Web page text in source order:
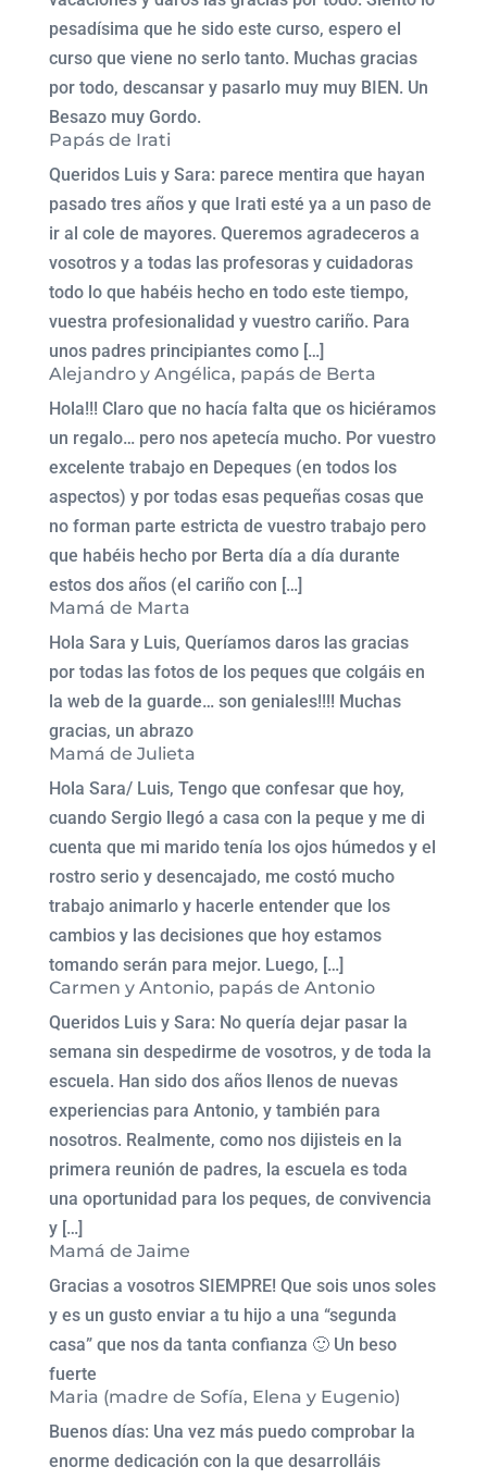
pesadísima que he sido este curso, espero el
curso que viene no serlo tanto. Muchas gracias
por todo, descansar y pasarlo muy muy BIEN. Un
Besazo muy Gordo.
Papás de Irati
Queridos Luis y Sara: parece mentira que hayan
pasado tres años y que Irati esté ya a un paso de
ir al cole de mayores. Queremos agradeceros a
vosotros y a todas las profesoras y cuidadoras
todo lo que habéis hecho en todo este tiempo,
vuestra profesionalidad y vuestro cariño. Para
unos padres principiantes como […]
Alejandro y Angélica, papás de Berta
Hola!!! Claro que no hacía falta que os hiciéramos
un regalo… pero nos apetecía mucho. Por vuestro
excelente trabajo en Depeques (en todos los
aspectos) y por todas esas pequeñas cosas que
no forman parte estricta de vuestro trabajo pero
que habéis hecho por Berta día a día durante
estos dos años (el cariño con […]
Mamá de Marta
Hola Sara y Luis, Queríamos daros las gracias
por todas las fotos de los peques que colgáis en
la web de la guarde… son geniales!!!! Muchas
gracias, un abrazo
Mamá de Julieta
Hola Sara/ Luis, Tengo que confesar que hoy,
cuando Sergio llegó a casa con la peque y me di
cuenta que mi marido tenía los ojos húmedos y el
rostro serio y desencajado, me costó mucho
trabajo animarlo y hacerle entender que los
cambios y las decisiones que hoy estamos
tomando serán para mejor. Luego, […]
Carmen y Antonio, papás de Antonio
Queridos Luis y Sara: No quería dejar pasar la
semana sin despedirme de vosotros, y de toda la
escuela. Han sido dos años llenos de nuevas
experiencias para Antonio, y también para
nosotros. Realmente, como nos dijisteis en la
primera reunión de padres, la escuela es toda
una oportunidad para los peques, de convivencia
y […]
Mamá de Jaime
Gracias a vosotros SIEMPRE! Que sois unos soles
y es un gusto enviar a tu hijo a una “segunda
casa” que nos da tanta confianza 🙂 Un beso
fuerte
Maria (madre de Sofía, Elena y Eugenio)
Buenos días: Una vez más puedo comprobar la
enorme dedicación con la que desarrolláis